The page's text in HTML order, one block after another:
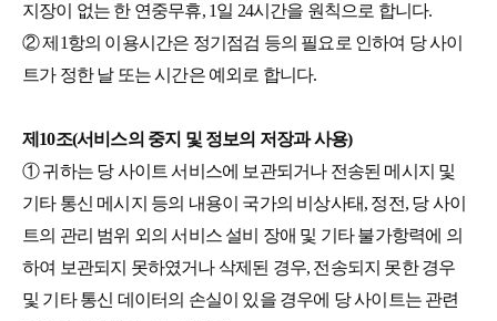
지장이 없는 한 연중무휴, 1일 24시간을 원칙으로 합니다.
② 제1항의 이용시간은 정기점검 등의 필요로 인하여 당 사이
트가 정한 날 또는 시간은 예외로 합니다.
제10조(서비스의 중지 및 정보의 저장과 사용)
① 귀하는 당 사이트 서비스에 보관되거나 전송된 메시지 및
기타 통신 메시지 등의 내용이 국가의 비상사태, 정전, 당 사이
트의 관리 범위 외의 서비스 설비 장애 및 기타 불가항력에 의
하여 보관되지 못하였거나 삭제된 경우, 전송되지 못한 경우
및 기타 통신 데이터의 손실이 있을 경우에 당 사이트는 관련